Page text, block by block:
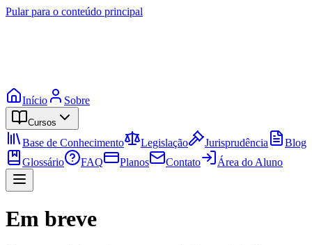
Pular para o conteúdo principal
Início Sobre
Cursos
Base de Conhecimento Legislação Jurisprudência
Blog
Glossário
FAQ Planos Contato Área do Aluno
Em breve